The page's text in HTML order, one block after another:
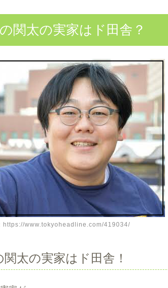
関太の実家はド田舎？
https://www.tokyoheadline.com/419034/
太の実家はド田舎！